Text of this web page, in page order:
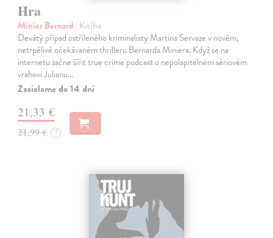
Hra
Minier Bernard | Kniha
Devátý případ ostříleného kriminalisty Martina Servaze v novém,
netrpělivě očekávaném thrilleru Bernarda Miniera. Když se na
internetu začne šířit true crime podcast o nepolapitelném sériovém
vrahovi Julianu…
Zasielame do 14 dní
21,33 €
21,99 € ?